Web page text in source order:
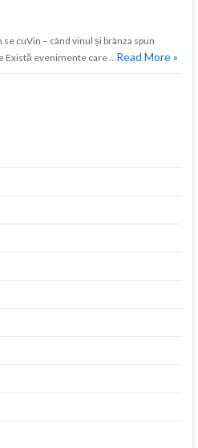
cuVin – când vinul și brânza spun
Există evenimente care … Read More »